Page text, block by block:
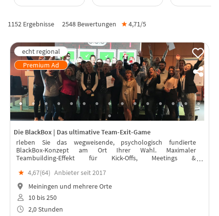
1152 Ergebnisse 2548 Bewertungen ★4,71/5
Die BlackBox | Das ultimative Team-Exit-Game
rleben Sie das wegweisende, psychologisch fundierte
BlackBox-Konzept am Ort Ihrer Wahl. Maximaler
Teambuilding-Effekt für Kick-Offs, Meetings &
vor Ort. für 10 bis 250 Personen.
★ 4,67(64) Anbieter seit 2017
Meiningen und mehrere Orte
10 bis 250
2,0 Stunden